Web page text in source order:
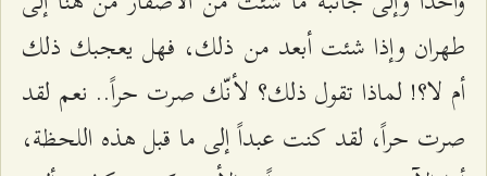
طهران وإذا شئت أبعد من ذلك، فهل يعجبك ذلك
أم لا؟! لماذا تقول ذلك؟ لأنّك صرت حراً.. نعم لقد
صرت حراً، لقد كنت عبداً إلى ما قبل هذه اللحظة،